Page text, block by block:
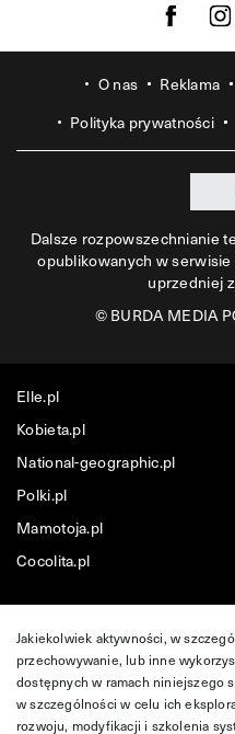
Visit us on
O nas Reklama
Polityka prywatności
Dalsze rozpowszechnianie
opublikowanych w serwisie
uprzedniej
©BURDA MEDIA
Elle.pl
Kobieta.pl
National-geographic.pl
Polki.pl
Mamotoja.pl
Cocolita.pl
Jakiekolwiek aktywności, w
przechowywanie, lub inne
dostępnych w ramach niniejszego
w szczególności w celu ich
rozwoju, modyfikacji i szkolenia